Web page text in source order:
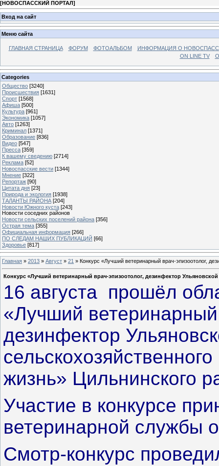
[НОВОСПАССКИЙ ПОРТАЛ]
Вход на сайт
Меню сайта
ГЛАВНАЯ СТРАНИЦА ФОРУМ ФОТОАЛЬБОМ
ИНФОРМАЦИЯ О
ON LINE TV
Categories
Общество [3240]
Происшествия [1631]
Спорт [1568]
Афиша [500]
Культура [961]
Экономика [1057]
Авто [1263]
Криминал [1371]
Образование [836]
Видео [547]
Пресса [359]
К вашему сведению [2714]
Реклама [52]
Новоспасские вести [1344]
Мнение [322]
Репортаж [90]
Цитата дня [23]
Природа и экология [1938]
ТАЛАНТЫ РАЙОНА [204]
Новости Южного куста [243]
Новости соседних районов
Новости сельских поселений района [356]
Острая тема [355]
Официальная информация [266]
ПО СЛЕДАМ НАШИХ ПУБЛИКАЦИЙ [66]
Здоровье [817]
Главная » 2013 » Август » 21 » Конкурс «Лучший ветеринарный врач-эпизоотолог,
Конкурс «Лучший ветеринарный врач-эпизоотолог, дезинфектор Ульяновской
16 августа прошёл
«Лучший ветеринарный
дезинфектор
жизнь» Цильнинского
Участие в конкурсе
ветеринарной службы
Смотр-конкурс